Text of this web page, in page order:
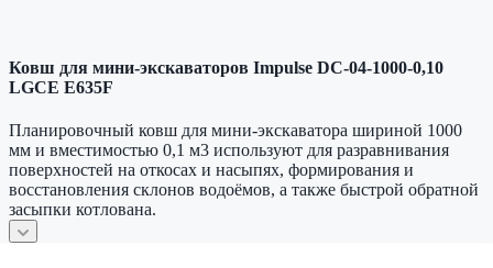
Ковш для мини-экскаваторов Impulse DC-04-1000-0,10
LGCE E635F
Планировочный ковш для мини-экскаватора шириной 1000
мм и вместимостью 0,1 м3 используют для разравнивания
поверхностей на откосах и насыпях, формирования и
восстановления склонов водоёмов, а также быстрой обратной
засыпки котлована.